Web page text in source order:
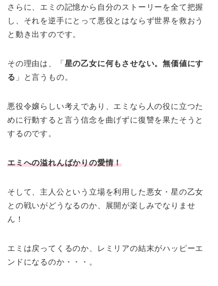
さらに、エミの記憶から自分のストーリーを全て把握
し、それを逆手にとって悪役とはならず世界を救おう
と動き出すのです。
その理由は、「 星の乙女に何もさせない。無価値にす
る 」と言うもの。
悪役令嬢らしい考えであり、エミなら人の役に立つた
めに行動すると言う信念を曲げずに復讐を果たそうと
するのです。
エミへの溢れんばかりの愛情！
そして、主人公という立場を利用した悪女・星の乙女
との戦いがどうなるのか、展開が楽しみでなりませ
ん！
エミは戻ってくるのか、レミリアの結末がハッピーエ
ンドになるのか・・・。